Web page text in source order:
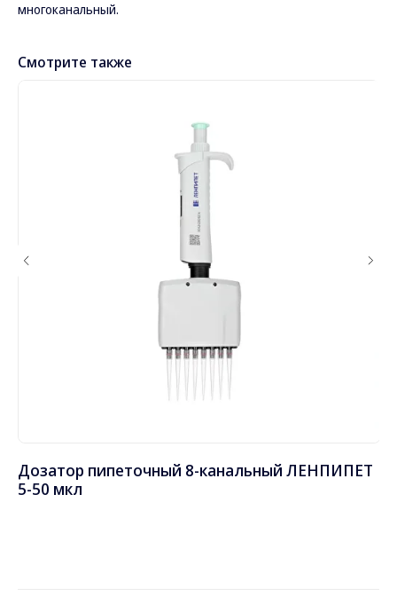
многоканальный.
Смотрите также
Дозатор пипеточный 8-канальный ЛЕНПИПЕТ
5-50 мкл